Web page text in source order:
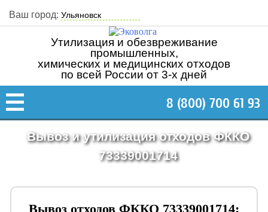
Ваш город:
Утилизация и обезвреживание
промышленных,
химических и медицинских отходов
по всей России от 3-х дней
8 (800) 700 61 93
Вывоз и утилизация отходов ФККО
73339001714
Вывоз отходов ФККО 73339001714: